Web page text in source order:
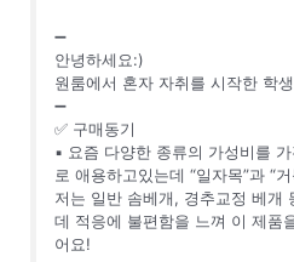
➖
안녕하세요:)
원룸에서 혼자 자취를 시작한 학
➖
✅ 구매동기
▪️ 요즘 다양한 종류의 가성비를
로 애용하고있는데 “일자목”과 “
저는 일반 솜베개, 경추교정 베개
데 적응에 불편함을 느껴 이 제품
어요!